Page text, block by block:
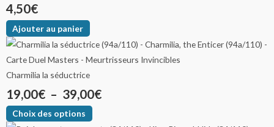
4,50€
Ajouter au panier
Charmilia la séductrice
19,00€ – 39,00€
Choix des options